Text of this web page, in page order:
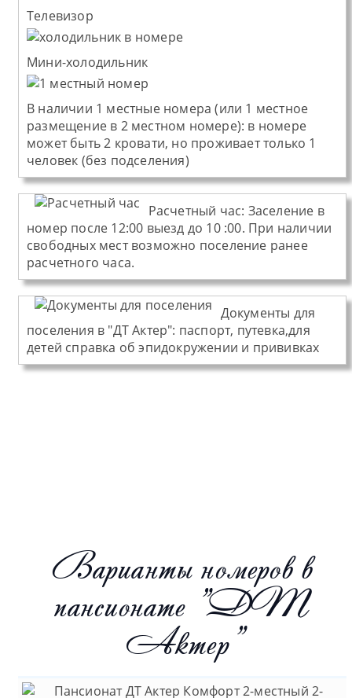
Телевизор
Мини-холодильник
В наличии 1 местные номера (или 1 местное
размещение в 2 местном номере): в номере
может быть 2 кровати, но проживает только 1
человек (без подселения)
Расчетный час: Заселение в
номер после 12:00 выезд до 10 :00. При наличии
свободных мест возможно поселение ранее
расчетного часа.
Документы для
поселения в "ДТ Актер": паспорт, путевка,для
детей справка об эпидокружении и прививках
Варианты номеров в
пансионате "ДТ
Актер"